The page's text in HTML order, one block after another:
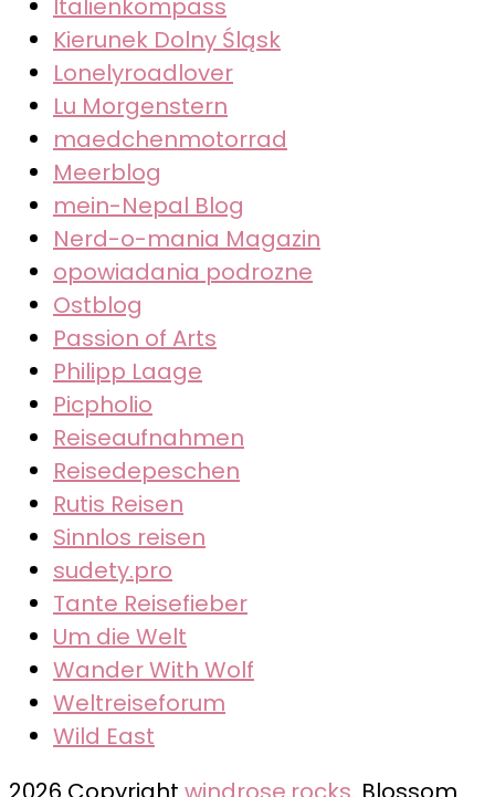
Italienkompass
Kierunek Dolny Śląsk
Lonelyroadlover
Lu Morgenstern
maedchenmotorrad
Meerblog
mein-Nepal Blog
Nerd-o-mania Magazin
opowiadania podrozne
Ostblog
Passion of Arts
Philipp Laage
Picpholio
Reiseaufnahmen
Reisedepeschen
Rutis Reisen
Sinnlos reisen
sudety.pro
Tante Reisefieber
Um die Welt
Wander With Wolf
Weltreiseforum
Wild East